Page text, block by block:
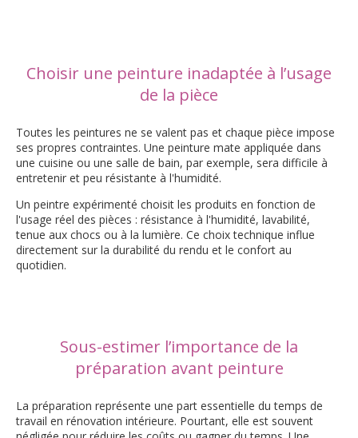
Choisir une peinture inadaptée à l’usage
de la pièce
Toutes les peintures ne se valent pas et chaque pièce impose
ses propres contraintes. Une peinture mate appliquée dans
une cuisine ou une salle de bain, par exemple, sera difficile à
entretenir et peu résistante à l'humidité.
Un peintre expérimenté choisit les produits en fonction de
l'usage réel des pièces : résistance à l'humidité, lavabilité,
tenue aux chocs ou à la lumière. Ce choix technique influe
directement sur la durabilité du rendu et le confort au
quotidien.
Sous-estimer l’importance de la
préparation avant peinture
La préparation représente une part essentielle du temps de
travail en rénovation intérieure. Pourtant, elle est souvent